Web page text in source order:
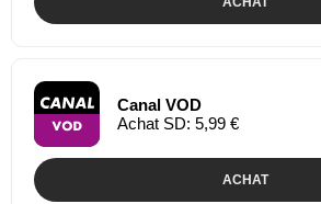
Canal VOD
Achat SD: 5,99 €
ACHAT